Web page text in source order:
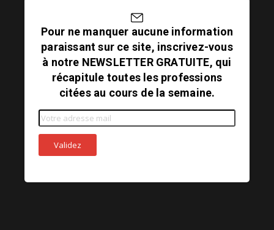
Pour ne manquer aucune information
paraissant sur ce site, inscrivez-vous
à notre NEWSLETTER GRATUITE, qui
récapitule toutes les professions
citées au cours de la semaine.